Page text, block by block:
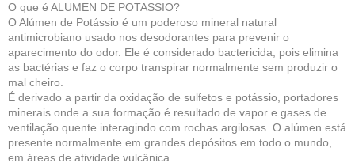
O que é ALUMEN DE POTASSIO?
O Alúmen de Potássio é um poderoso mineral natural
antimicrobiano usado nos desodorantes para prevenir o
aparecimento do odor. Ele é considerado bactericida, pois elimina
as bactérias e faz o corpo transpirar normalmente sem produzir o
mal cheiro.
É derivado a partir da oxidação de sulfetos e potássio, portadores
minerais onde a sua formação é resultado de vapor e gases de
ventilação quente interagindo com rochas argilosas. O alúmen está
presente normalmente em grandes depósitos em todo o mundo,
em áreas de atividade vulcânica.